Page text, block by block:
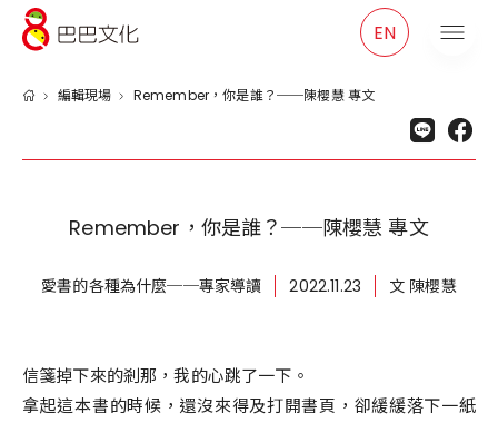
EN
編輯現場 Remember，你是誰？──陳櫻慧 專文
Remember，你是誰？──陳櫻慧 專文
愛書的各種為什麼──專家導讀 2022.11.23 文 陳櫻慧
信箋掉下來的剎那，我的心跳了一下。
拿起這本書的時候，還沒來得及打開書頁，卻緩緩落下一紙